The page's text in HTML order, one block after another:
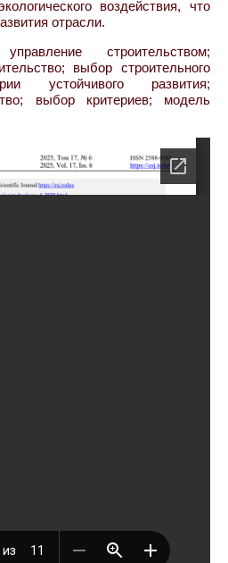
воздействия, что
отрасли.
строительством;
выбор строительного
устойчивого развития;
выбор критериев; модель